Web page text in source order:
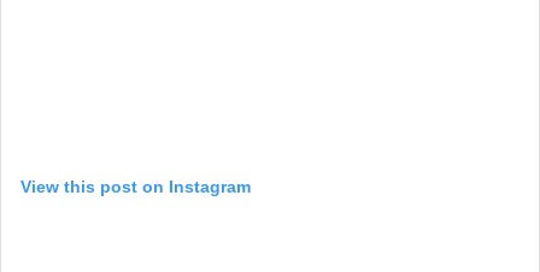
View this post on Instagram